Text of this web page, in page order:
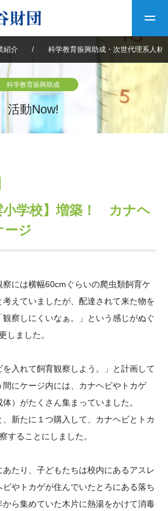
財団について
40年史デジタルブック
公開情報
中谷財団レポート
長期大型研究助成
国際学生交流プログラ
ム
・
財団動画紹介
その他情報
よくあるご質問
中谷財団アーカイブ
紹介 / 科学教育振興助成・次世代理系人材
科学教育振興助成
活動Now!
小学校】増築！ カナヘ
ージ
には横幅60cmぐらいの爬虫類飼育ケ
えていましたが、配達されて来た物を
観察しにくいなぁ。」という感じがぬぐ
しました。
を入れて飼育観察しよう。」と計画して
にケージ内には、カナヘビやトカゲ
体）がたくさん集まっていました。
、新たに１つ購入して、カナヘビとトカ
することにしました。
たり、子どもたちは校内にあるアスレ
やトカゲが住んでいたとろにある落ち
ら集めていた木片に熱湯をかけて消毒